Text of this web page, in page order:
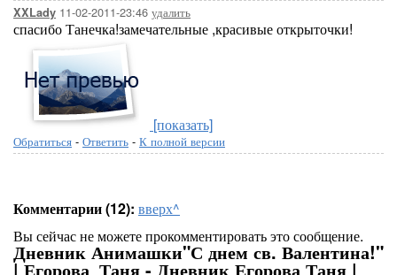
XXLady 11-02-2011-23:46 удалить
спасибо Танечка!замечательные ,красивые открыточки!
[показать]
Обратиться - Ответить - К полной версии
Комментарии (12): вверх^
Вы сейчас не можете прокомментировать это сообщение.
Дневник Анимашки"С днем св. Валентина!"
| Егорова_Таня - Дневник Егорова Таня |